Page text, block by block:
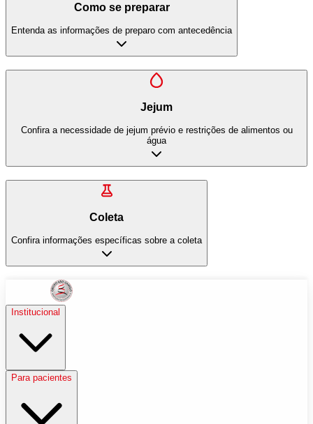
Como se preparar
Entenda as informações de preparo com antecedência
Jejum
Confira a necessidade de jejum prévio e restrições de alimentos ou
água
Coleta
Confira informações específicas sobre a coleta
Institucional
Para pacientes